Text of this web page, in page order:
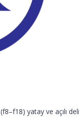
yatay ve açılı